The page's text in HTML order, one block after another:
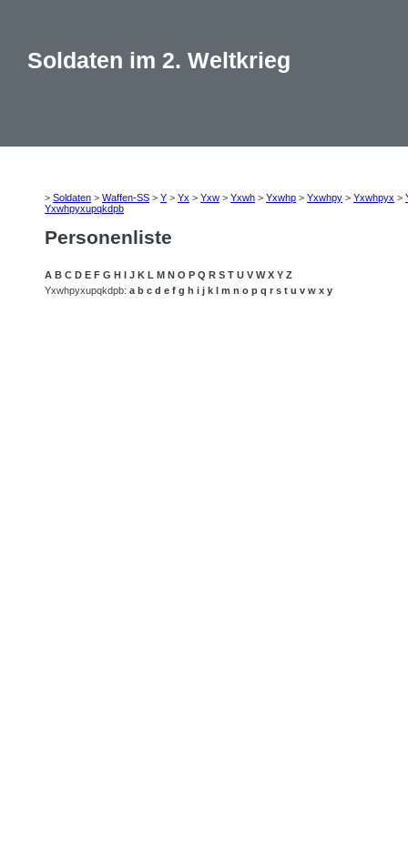
Soldaten im 2. Weltkrieg
> Soldaten > Waffen-SS > Y > Yx > Yxw > Yxwh > Yxwhp > Yxwhpy > Yxwhpyx >
Yxwhpyxupqkdpb
Personenliste
A B C D E F G H I J K L M N O P Q R S T U V W X Y Z
Yxwhpyxupqkdpb: a b c d e f g h i j k l m n o p q r s t u v w x y